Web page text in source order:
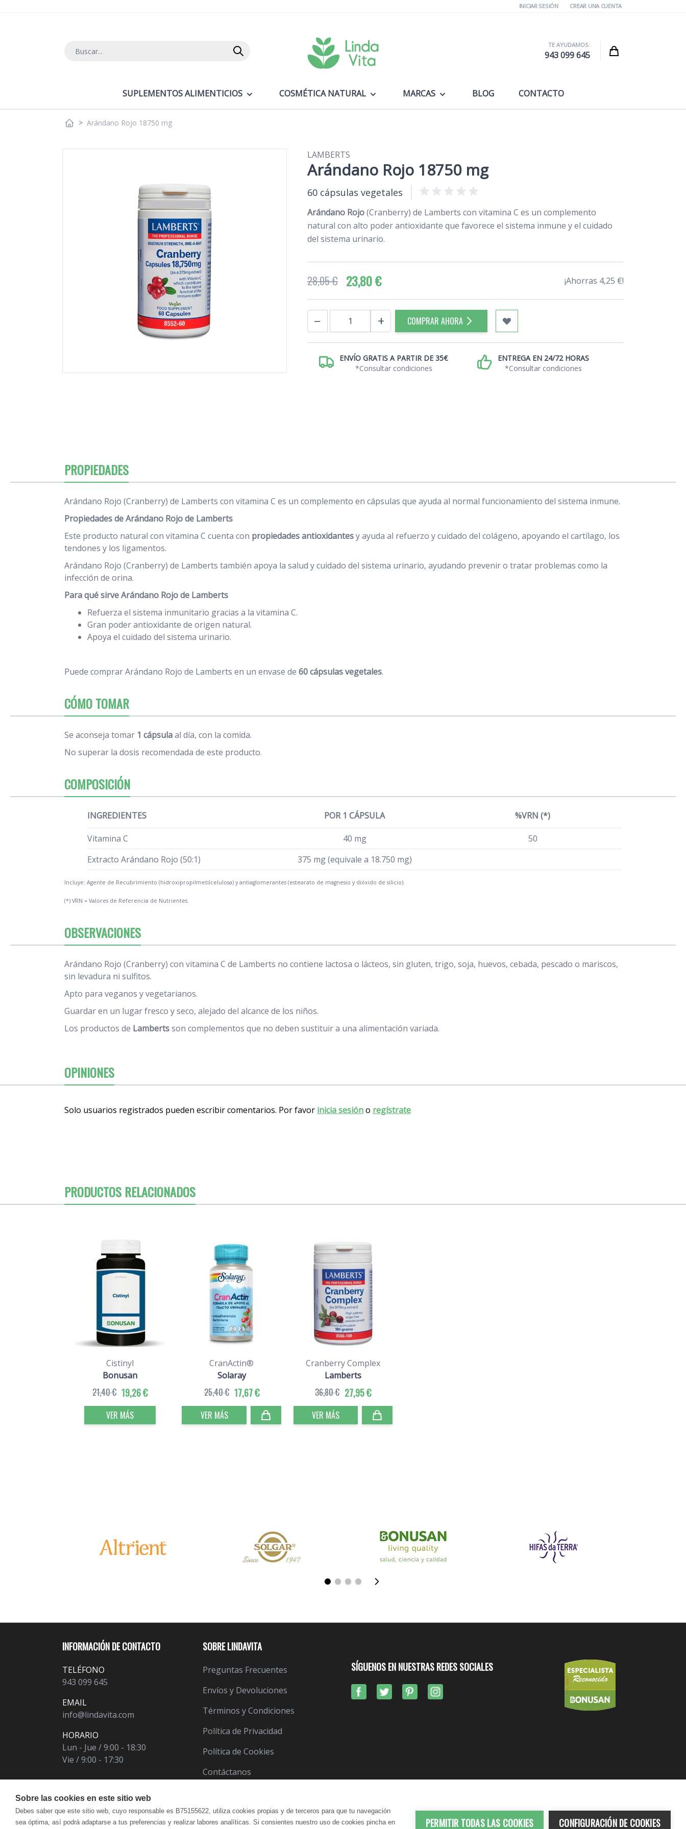
INICIAR SESIÓN CREAR UNA CUENTA
Buscar
TE AYUDAMOS:
943 099 645 Cart
SUPLEMENTOS ALIMENTICIOS COSMÉTICA NATURAL MARCAS BLOG CONTACTO
> Arándano Rojo 18750 mg
LAMBERTS
Arándano Rojo 18750 mg
60 cápsulas vegetales
Arándano Rojo(Cranberry) de Lamberts con vitamina C es un complemento
natural con alto poder antioxidante que favorece el sistema inmune y el cuidado
del sistema urinario.
28,05 € 23,80 € ¡Ahorras 4,25 €!
− + COMPRAR AHORA
ENVÍO GRATIS A PARTIR DE 35€
*Consultar condiciones
ENTREGA EN 24/72 HORAS
*Consultar condiciones
PROPIEDADES
Arándano Rojo (Cranberry) de Lamberts con vitamina C es un complemento en cápsulas que ayuda al normal funcionamiento del sistema inmune.
Propiedades de Arándano Rojo de Lamberts
Este producto natural con vitamina C cuenta con propiedades antioxidantesy ayuda al refuerzo y cuidado del colágeno, apoyando el cartílago, los
tendones y los ligamentos.
Arándano Rojo (Cranberry) de Lamberts también apoya la salud y cuidado del sistema urinario, ayudando prevenir o tratar problemas como la
infección de orina.
Para qué sirve Arándano Rojo de Lamberts
Refuerza el sistema inmunitario gracias a la vitamina C.
Gran poder antioxidante de origen natural.
Apoya el cuidado del sistema urinario.
Puede comprar Arándano Rojo de Lamberts en un envase de 60 cápsulas vegetales.
CÓMO TOMAR
Se aconseja tomar 1 cápsulaal día, con la comida.
No superar la dosis recomendada de este producto.
COMPOSICIÓN
INGREDIENTES POR 1 CÁPSULA %VRN (*)
Vitamina C 40 mg
50
Extracto Arándano Rojo (50:1)
375 mg (equivale a 18.750 mg)
Incluye: Agente de Recubrimiento (hidroxipropilmetilcelulosa) y antiaglomerantes (estearato de magnesio y dióxido de silicio).
(*) VRN = Valores de Referencia de Nutrientes.
OBSERVACIONES
Arándano Rojo (Cranberry) con vitamina C de Lamberts no contiene lactosa o lácteos, sin gluten, trigo, soja, huevos, cebada, pescado o mariscos,
sin levadura ni sulfitos.
Apto para veganos y vegetarianos.
Guardar en un lugar fresco y seco, alejado del alcance de los niños.
Los productos de Lambertsson complementos que no deben sustituir a una alimentación variada.
OPINIONES
Solo usuarios registrados pueden escribir comentarios. Por favor inicia sesióno regístrate
PRODUCTOS RELACIONADOS
Cistinyl
Bonusan
19,26 €
21,40 €
VER MÁS
CranActin®
Solaray
17,67 €
25,40 €
VER MÁS
Cranberry Complex
Lamberts
27,95 €
36,80 €
VER MÁS
INFORMACIÓN DE CONTACTO
TELÉFONO
943 099 645
EMAIL
info@lindavita.com
HORARIO
Lun - Jue / 9:00 - 18:30
Vie / 9:00 - 17:30
SOBRE LINDAVITA
Preguntas Frecuentes
Envíos y Devoluciones
Términos y Condiciones
Política de Privacidad
Política de Cookies
Contáctanos
SÍGUENOS EN NUESTRAS REDES SOCIALES
Sobre las cookies en este sitio web
Debes saber que este sitio web, cuyo responsable es B75155622, utiliza cookies propias y de terceros para que tu navegación
sea óptima, así podrá adaptarse a tus preferencias y realizar labores analíticas. Si consientes nuestro uso de cookies pincha en
PERMITIR TODAS LAS COOKIES CONFIGURACIÓN DE COOKIES